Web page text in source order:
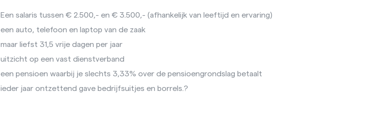
Een salaris tussen € 2.500,- en € 3.500,- (afhankelijk van leeftijd en ervaring)
een auto, telefoon en laptop van de zaak
maar liefst 31,5 vrije dagen per jaar
uitzicht op een vast dienstverband
een pensioen waarbij je slechts 3,33% over de pensioengrondslag betaalt
ieder jaar ontzettend gave bedrijfsuitjes en borrels.?